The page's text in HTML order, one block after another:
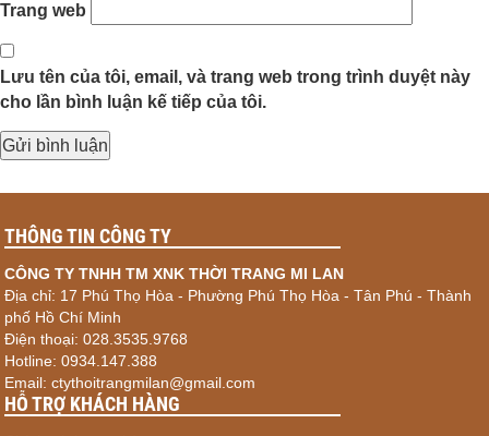
Trang web
Lưu tên của tôi, email, và trang web trong trình duyệt này
cho lần bình luận kế tiếp của tôi.
THÔNG TIN CÔNG TY
CÔNG TY TNHH TM XNK THỜI TRANG MI LAN
Địa chỉ: 17 Phú Thọ Hòa - Phường Phú Thọ Hòa - Tân Phú - Thành
phố Hồ Chí Minh
Điện thoại: 028.3535.9768
Hotline: 0934.147.388
Email: ctythoitrangmilan@gmail.com
HỖ TRỢ KHÁCH HÀNG